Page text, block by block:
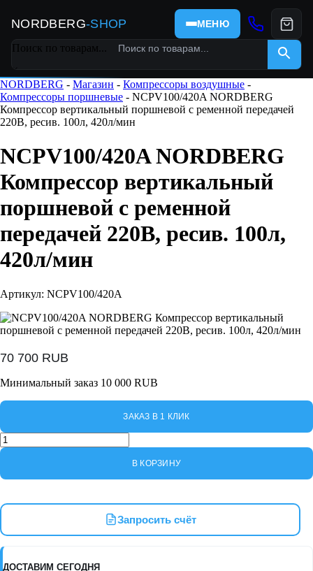
NORDBERG-SHOP МЕНЮ
Поиск по товарам...
×
NORDBERG - Магазин - Компрессоры воздушные -
Компрессоры поршневые - NCPV100/420A NORDBERG
Компрессор вертикальный поршневой с ременной передачей
220В, ресив. 100л, 420л/мин
NCPV100/420A NORDBERG
Компрессор вертикальный
поршневой с ременной
передачей 220В, ресив. 100л,
420л/мин
Артикул: NCPV100/420A
70 700 RUB
Минимальный заказ 10 000 RUB
ЗАКАЗ В 1 КЛИК
Количество
товара
NORDBERG
вертикальный
поршневой
ременной
передачей
220В,
В КОРЗИНУ
Запросить счёт
ДОСТАВИМ СЕГОДНЯ